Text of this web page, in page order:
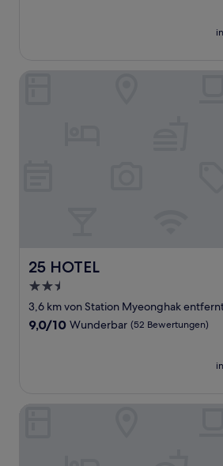
25 HOTEL
25 HOTEL
2.5-
Sterne-
Unterkunft
3,6 km von Station Myeonghak
9.0
9,0/10 Wunderbar (52 Bewertungen)